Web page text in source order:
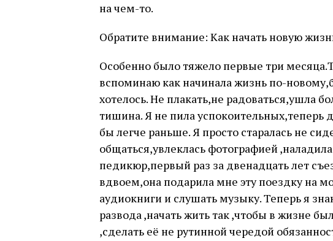
на чем-то.
Обратите внимание: Как начать новую
Особенно было тяжело первые три
вспоминаю как начинала жизнь по-
хотелось. Не плакать,не радоваться,ушла
тишина. Я не пила успокоительных,теперь
бы легче раньше. Я просто старалась не
общаться,увлеклась фотографией
педикюр,первый раз за двенадцать лет
вдвоем,она подарила мне эту поездку на
аудиокниги и слушать музыку. Теперь я
развода ,начать жить так ,чтобы в жизне
,сделать её не рутинной чередой